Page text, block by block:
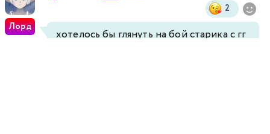
Лорд
2
хотелось бы глянуть на бой старика с гг